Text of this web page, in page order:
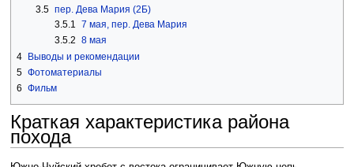
3.5 пер. Дева Мария (2Б)
3.5.1 7 мая, пер. Дева Мария
3.5.2 8 мая
4 Выводы и рекомендации
5 Фотоматериалы
6 Фильм
Краткая характеристика района
похода